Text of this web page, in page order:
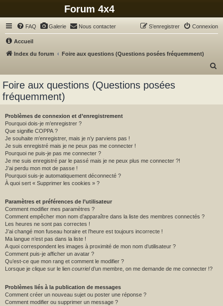
Forum 4x4
FAQ Galerie Nous contacter Connexion
S’enregistrer
Accueil
Index du forum
Foire aux questions (Questions posées fréquemment)
Foire aux questions (Questions posées
fréquemment)
Problèmes de connexion et d’enregistrement
Pourquoi dois-je m’enregistrer ?
Que signifie COPPA ?
Je souhaite m’enregistrer, mais je n’y parviens pas !
Je suis enregistré mais je ne peux pas me connecter !
Pourquoi ne puis-je pas me connecter ?
Je me suis enregistré par le passé mais je ne peux plus me connecter ?!
J’ai perdu mon mot de passe !
Pourquoi suis-je automatiquement déconnecté ?
À quoi sert « Supprimer les cookies » ?
Paramètres et préférences de l’utilisateur
Comment modifier mes paramètres ?
Comment empêcher mon nom d’apparaître dans la liste des membres connectés ?
Les heures ne sont pas correctes !
J’ai changé mon fuseau horaire et l’heure est toujours incorrecte !
Ma langue n’est pas dans la liste !
A quoi correspondent les images à proximité de mon nom d’utilisateur ?
Comment puis-je afficher un avatar ?
Qu’est-ce que mon rang et comment le modifier ?
Lorsque je clique sur le lien courrield’un membre, on me demande de me connecter !?
Problèmes liés à la publication de messages
Comment créer un nouveau sujet ou poster une réponse ?
Comment modifier ou supprimer un message ?